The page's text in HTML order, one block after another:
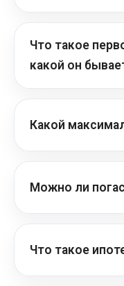
Что такое
какой он
Какой
Можно ли
Что такое